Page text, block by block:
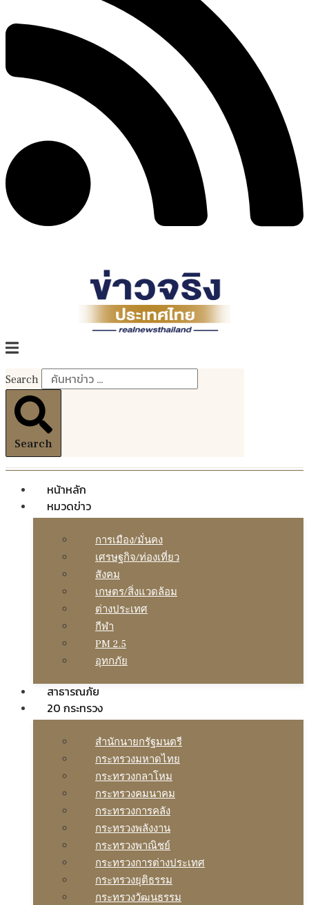
Search
Search
หน้าหลัก
หมวดข่าว
การเมือง/มั่นคง
เศรษฐกิจ/ท่องเที่ยว
สังคม
เกษตร/สิ่งแวดล้อม
ต่างประเทศ
กีฬา
PM 2.5
อุทกภัย
สาธารณภัย
20 กระทรวง
สํานักนายกรัฐมนตรี
กระทรวงมหาดไทย
กระทรวงกลาโหม
กระทรวงคมนาคม
กระทรวงการคลัง
กระทรวงพลังงาน
กระทรวงพาณิชย์
กระทรวงการต่างประเทศ
กระทรวงยุติธรรม
กระทรวงวัฒนธรรม